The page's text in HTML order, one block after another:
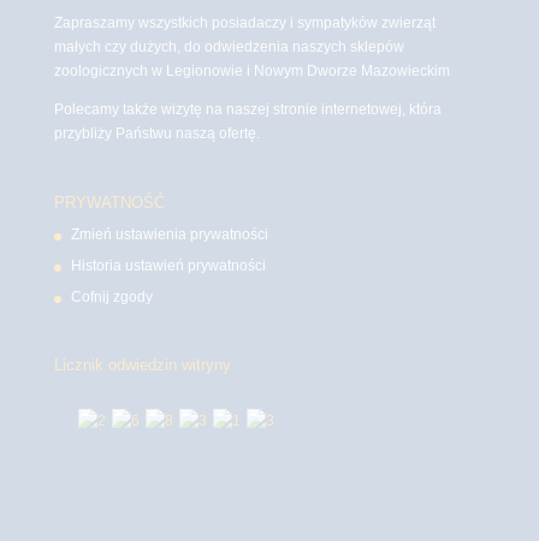
Zapraszamy wszystkich posiadaczy i sympatyków zwierząt
małych czy dużych, do odwiedzenia naszych sklepów
zoologicznych w Legionowie i Nowym Dworze Mazowieckim
Polecamy także wizytę na naszej stronie internetowej, która
przybliży Państwu naszą ofertę.
PRYWATNOŚĆ
Zmień ustawienia prywatności
Historia ustawień prywatności
Cofnij zgody
Licznik odwiedzin witryny